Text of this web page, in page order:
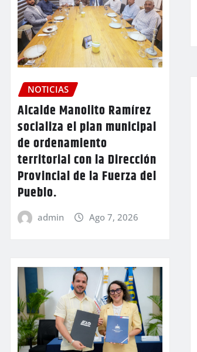
NOTICIAS
Alcalde Manolito Ramírez
socializa el plan municipal
de ordenamiento
territorial con la Dirección
Provincial de la Fuerza del
Pueblo.
admin Ago 7, 2026